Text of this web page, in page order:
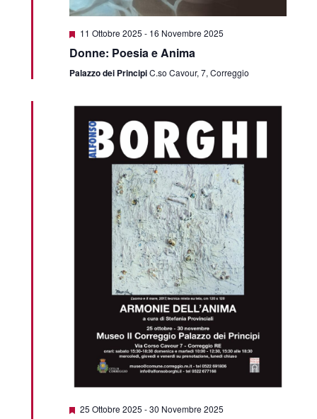
Segnalati
11 Ottobre 2025 - 16 Novembre 2025
Donne: Poesia e Anima
Palazzo dei PrincipiC.so Cavour, 7, Correggio
Segnalati
25 Ottobre 2025 -30 Novembre 2025